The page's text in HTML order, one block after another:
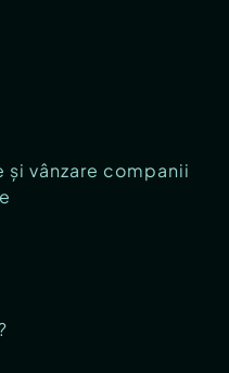
vânzare companii